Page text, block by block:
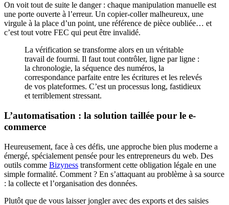
On voit tout de suite le danger : chaque manipulation manuelle est
une porte ouverte à l’erreur. Un copier-coller malheureux, une
virgule à la place d’un point, une référence de pièce oubliée… et
c’est tout votre FEC qui peut être invalidé.
La vérification se transforme alors en un véritable
travail de fourmi. Il faut tout contrôler, ligne par ligne :
la chronologie, la séquence des numéros, la
correspondance parfaite entre les écritures et les relevés
de vos plateformes. C’est un processus long, fastidieux
et terriblement stressant.
L’automatisation : la solution taillée pour le e-
commerce
Heureusement, face à ces défis, une approche bien plus moderne a
émergé, spécialement pensée pour les entrepreneurs du web. Des
outils comme Bizyness transforment cette obligation légale en une
simple formalité. Comment ? En s’attaquant au problème à sa source
: la collecte et l’organisation des données.
Plutôt que de vous laisser jongler avec des exports et des saisies